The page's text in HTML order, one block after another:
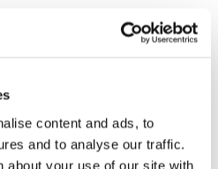
content and ads, to
and to analyse our traffic.
about your use of our site with
höga
men
växa